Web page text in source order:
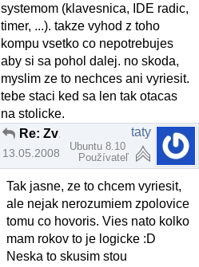
systemom (klavesnica, IDE radic,
timer, ...). takze vyhod z toho
kompu vsetko co nepotrebujes
aby si sa pohol dalej. no skoda,
myslim ze to nechces ani vyriesit.
tebe staci ked sa len tak otacas
na stolicke.
Re: Zvuk a Mandriva 2008.0 pomoc
13.05.2008 | 18:53
taty
Ubuntu 8.10
Používateľ
Tak jasne, ze to chcem vyriesit,
ale nejak nerozumiem zpolovice
tomu co hovoris. Vies nato kolko
mam rokov to je logicke :D
Neska to skusim stou